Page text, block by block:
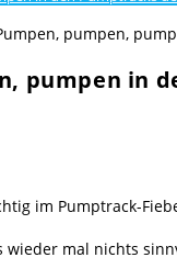
pumpen in
im Pumptrack-
wieder mal nichts